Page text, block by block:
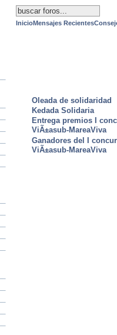
InicioMensajes Recientes
Oleada de solidaridad
Kedada Solidaria
Entrega premios I
ViÃ±asub-MareaViva
Ganadores del I
ViÃ±asub-MareaViva